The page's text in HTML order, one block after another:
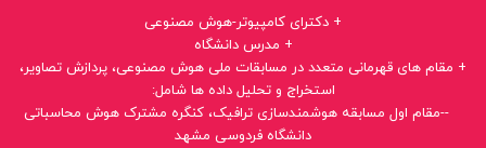
+ دکترای کامپیوتر-هوش مصنوعی
+ مدرس دانشگاه
+ مقام های قهرمانی متعدد در مسابقات ملی هوش مصنوعی، پردازش تصاویر،
استخراج و تحلیل داده ها شامل:
--مقام اول مسابقه هوشمندسازی ترافیک، کنگره مشترک هوش محاسباتی
دانشگاه فردوسی مشهد